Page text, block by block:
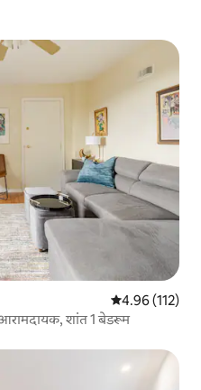
औसत रेटिंग 5 में से
4.96 (112)
शांत 1 बेडरूम